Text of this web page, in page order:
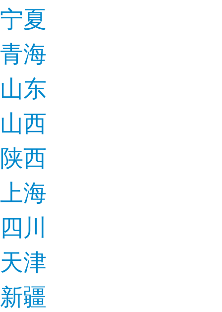
宁夏
青海
山东
山西
陕西
上海
四川
天津
新疆